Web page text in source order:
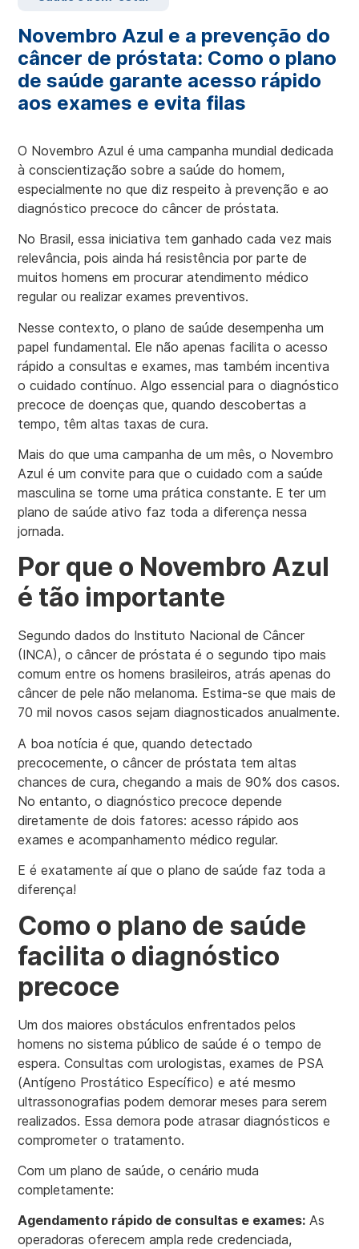
Novembro Azul e a prevenção do
câncer de próstata: Como o plano
de saúde garante acesso rápido
aos exames e evita filas
O Novembro Azul é uma campanha mundial dedicada
à conscientização sobre a saúde do homem,
especialmente no que diz respeito à prevenção e ao
diagnóstico precoce do câncer de próstata.
No Brasil, essa iniciativa tem ganhado cada vez mais
relevância, pois ainda há resistência por parte de
muitos homens em procurar atendimento médico
regular ou realizar exames preventivos.
Nesse contexto, o plano de saúde desempenha um
papel fundamental. Ele não apenas facilita o acesso
rápido a consultas e exames, mas também incentiva
o cuidado contínuo. Algo essencial para o diagnóstico
precoce de doenças que, quando descobertas a
tempo, têm altas taxas de cura.
Mais do que uma campanha de um mês, o Novembro
Azul é um convite para que o cuidado com a saúde
masculina se torne uma prática constante. E ter um
plano de saúde ativo faz toda a diferença nessa
jornada.
Por que o Novembro Azul
é tão importante
Segundo dados do Instituto Nacional de Câncer
(INCA), o câncer de próstata é o segundo tipo mais
comum entre os homens brasileiros, atrás apenas do
câncer de pele não melanoma. Estima-se que mais de
70 mil novos casos sejam diagnosticados anualmente.
A boa notícia é que, quando detectado
precocemente, o câncer de próstata tem altas
chances de cura, chegando a mais de 90% dos casos.
No entanto, o diagnóstico precoce depende
diretamente de dois fatores: acesso rápido aos
exames e acompanhamento médico regular.
E é exatamente aí que o plano de saúde faz toda a
diferença!
Como o plano de saúde
facilita o diagnóstico
precoce
Um dos maiores obstáculos enfrentados pelos
homens no sistema público de saúde é o tempo de
espera. Consultas com urologistas, exames de PSA
(Antígeno Prostático Específico) e até mesmo
ultrassonografias podem demorar meses para serem
realizados. Essa demora pode atrasar diagnósticos e
comprometer o tratamento.
Com um plano de saúde, o cenário muda
completamente:
Agendamento rápido de consultas e exames: As
operadoras oferecem ampla rede credenciada,